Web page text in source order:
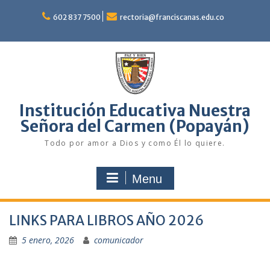
602 837 7500 rectoria@franciscanas.edu.co
Institución Educativa Nuestra
Señora del Carmen (Popayán)
Todo por amor a Dios y como Él lo quiere.
Menu
LINKS PARA LIBROS AÑO 2026
5 enero, 2026 comunicador